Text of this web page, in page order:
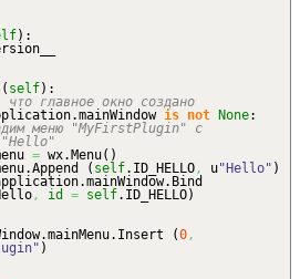
) :
( self) :
что главное окно создано
mainWindow is not None:
меню "MyFirstPlugin" с
"Hello"
= wx. Menu( )
Append ( self. ID_HELLO, u"Hello" )
mainWindow. Bind
, id = self. ID_HELLO)
.mainMenu. Insert (0,
)